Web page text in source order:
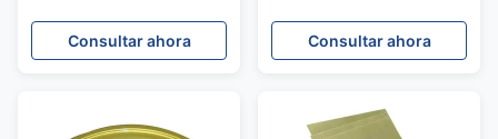
hojalata para la lata de
alimentos
Consultar ahora
orgánico tamaño 300# 73
mm 82,2 mm
Consultar ahora